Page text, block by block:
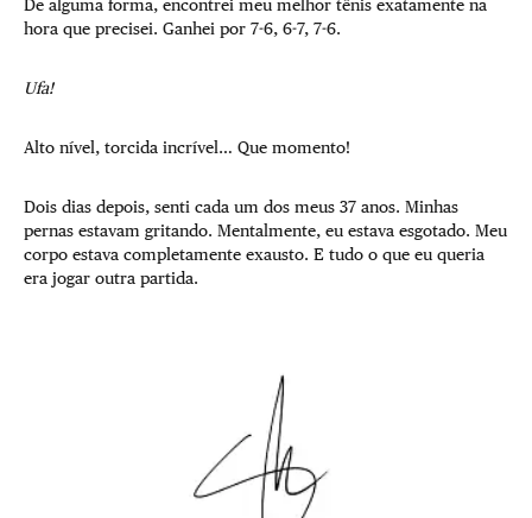
De alguma forma, encontrei meu melhor tênis exatamente na
hora que precisei. Ganhei por 7-6, 6-7, 7-6.
Ufa!
Alto nível, torcida incrível… Que momento!
Dois dias depois, senti cada um dos meus 37 anos. Minhas
pernas estavam gritando. Mentalmente, eu estava esgotado. Meu
corpo estava completamente exausto. E tudo o que eu queria
era jogar outra partida.